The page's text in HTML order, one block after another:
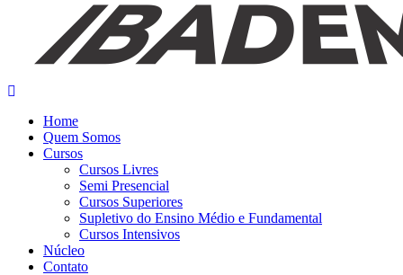
Home
Quem Somos
Cursos
Cursos Livres
Semi Presencial
Cursos Superiores
Supletivo do Ensino Médio e Fundamental
Cursos Intensivos
Núcleo
Contato